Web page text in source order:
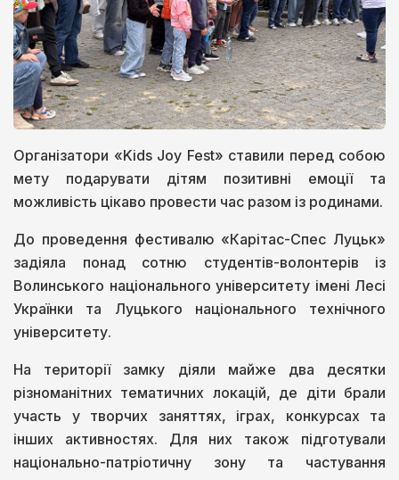
Організатори «Kids Joy Fest» ставили перед собою
мету подарувати дітям позитивні емоції та
можливість цікаво провести час разом із родинами.
До проведення фестивалю «Карітас-Спес Луцьк»
задіяла понад сотню студентів-волонтерів із
Волинського національного університету імені Лесі
Українки та Луцького національного технічного
університету.
На території замку діяли майже два десятки
різноманітних тематичних локацій, де діти брали
участь у творчих заняттях, іграх, конкурсах та
інших активностях. Для них також підготували
національно-патріотичну зону та частування